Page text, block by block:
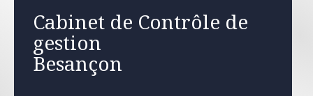
Cabinet de Contrôle de
gestion
Besançon